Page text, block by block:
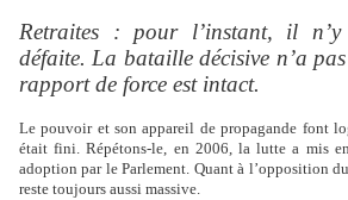
Retraites : pour l’instant, il
défaite. La bataille décisive n’a
rapport de force est intact.
Le pouvoir et son appareil de propagande font
était fini. Répétons-le, en 2006, la lutte a mis
adoption par le Parlement. Quant à l’opposition
reste toujours aussi massive.